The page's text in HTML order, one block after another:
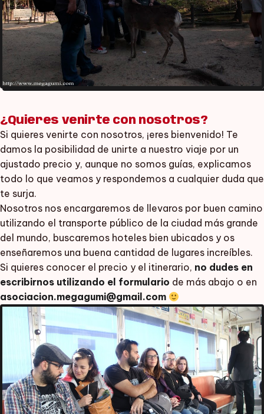
¿Quieres venirte con nosotros?
Si quieres venirte con nosotros, ¡eres bienvenido! Te
damos la posibilidad de unirte a nuestro viaje por un
ajustado precio y, aunque no somos guías, explicamos
todo lo que veamos y respondemos a cualquier duda que
te surja.
Nosotros nos encargaremos de llevaros por buen camino
utilizando el transporte público de la ciudad más grande
del mundo, buscaremos hoteles bien ubicados y os
enseñaremos una buena cantidad de lugares increíbles.
Si quieres conocer el precio y el itinerario, no dudes en
escribirnos utilizando el formulario de más abajo o en
asociacion.megagumi@gmail.com